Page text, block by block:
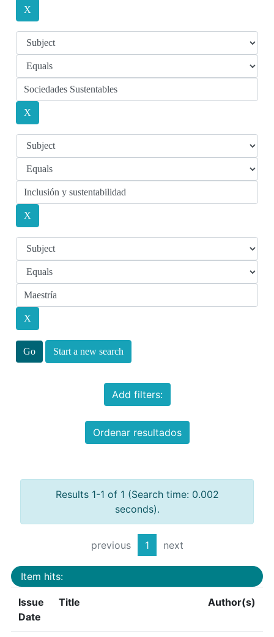
Start a new search
Add filters:
Ordenar resultados
Results 1-1 of 1 (Search time: 0.002
seconds).
previous 1 next
Item hits:
Issue
Date
Title Author(s)